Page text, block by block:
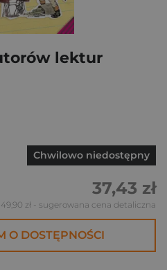
lektur
Chwilowo niedostępny
37,43 zł
49,90 zł - sugerowana cena detaliczna
O DOSTĘPNOŚCI